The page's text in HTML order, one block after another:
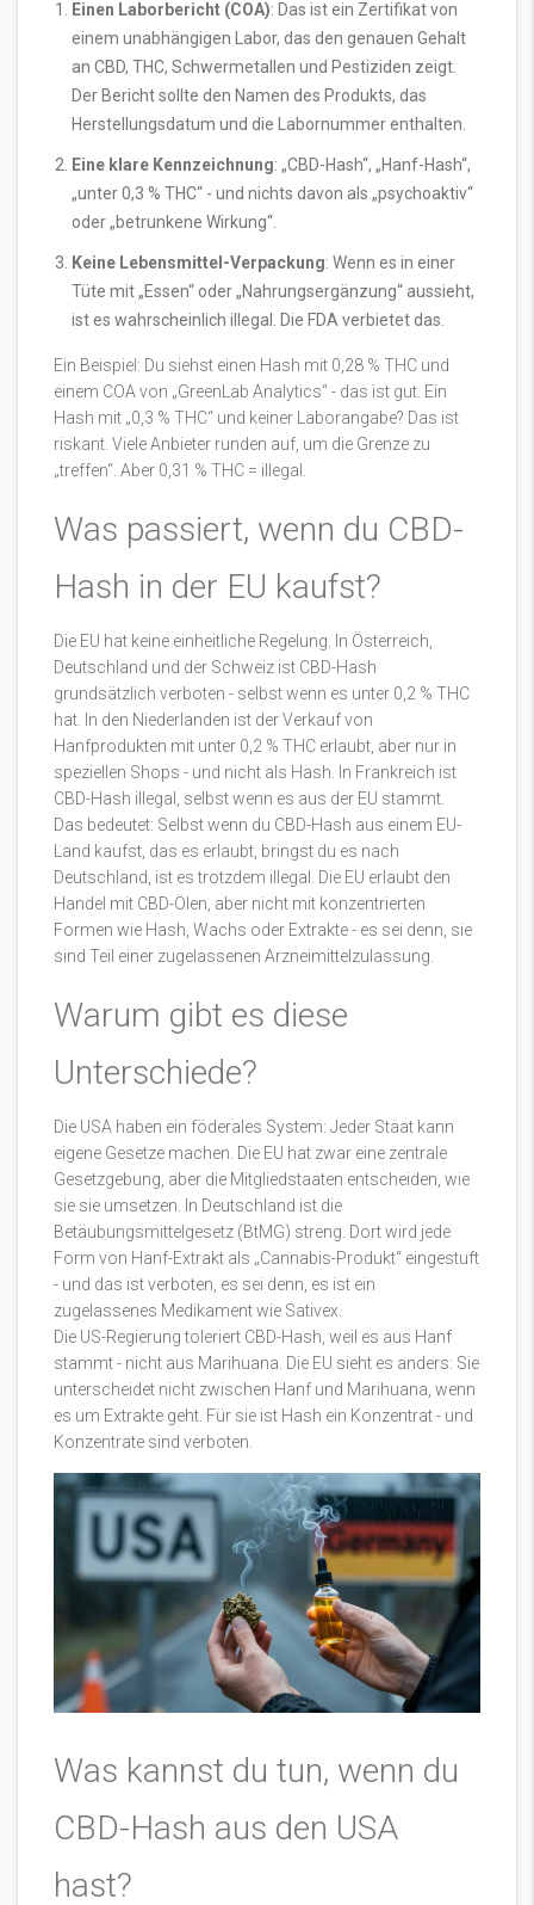
Einen Laborbericht (COA): Das ist ein Zertifikat von
einem unabhängigen Labor, das den genauen Gehalt
an CBD, THC, Schwermetallen und Pestiziden zeigt.
Der Bericht sollte den Namen des Produkts, das
Herstellungsdatum und die Labornummer enthalten.
Eine klare Kennzeichnung: „CBD-Hash“, „Hanf-Hash“,
„unter 0,3 % THC“ - und nichts davon als „psychoaktiv“
oder „betrunkene Wirkung“.
Keine Lebensmittel-Verpackung: Wenn es in einer
Tüte mit „Essen“ oder „Nahrungsergänzung“ aussieht,
ist es wahrscheinlich illegal. Die FDA verbietet das.
Ein Beispiel: Du siehst einen Hash mit 0,28 % THC und
einem COA von „GreenLab Analytics“ - das ist gut. Ein
Hash mit „0,3 % THC“ und keiner Laborangabe? Das ist
riskant. Viele Anbieter runden auf, um die Grenze zu
„treffen“. Aber 0,31 % THC = illegal.
Was passiert, wenn du CBD-
Hash in der EU kaufst?
Die EU hat keine einheitliche Regelung. In Österreich,
Deutschland und der Schweiz ist CBD-Hash
grundsätzlich verboten - selbst wenn es unter 0,2 % THC
hat. In den Niederlanden ist der Verkauf von
Hanfprodukten mit unter 0,2 % THC erlaubt, aber nur in
speziellen Shops - und nicht als Hash. In Frankreich ist
CBD-Hash illegal, selbst wenn es aus der EU stammt.
Das bedeutet: Selbst wenn du CBD-Hash aus einem EU-
Land kaufst, das es erlaubt, bringst du es nach
Deutschland, ist es trotzdem illegal. Die EU erlaubt den
Handel mit CBD-Ölen, aber nicht mit konzentrierten
Formen wie Hash, Wachs oder Extrakte - es sei denn, sie
sind Teil einer zugelassenen Arzneimittelzulassung.
Warum gibt es diese
Unterschiede?
Die USA haben ein föderales System: Jeder Staat kann
eigene Gesetze machen. Die EU hat zwar eine zentrale
Gesetzgebung, aber die Mitgliedstaaten entscheiden, wie
sie sie umsetzen. In Deutschland ist die
Betäubungsmittelgesetz (BtMG) streng. Dort wird jede
Form von Hanf-Extrakt als „Cannabis-Produkt“ eingestuft
- und das ist verboten, es sei denn, es ist ein
zugelassenes Medikament wie Sativex.
Die US-Regierung toleriert CBD-Hash, weil es aus Hanf
stammt - nicht aus Marihuana. Die EU sieht es anders: Sie
unterscheidet nicht zwischen Hanf und Marihuana, wenn
es um Extrakte geht. Für sie ist Hash ein Konzentrat - und
Konzentrate sind verboten.
Was kannst du tun, wenn du
CBD-Hash aus den USA
hast?